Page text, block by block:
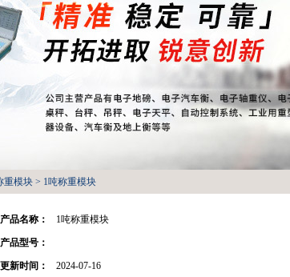
重模块 > 1吨称重模块
产品名称： 1吨称重模块
产品型号：
更新时间： 2024-07-16